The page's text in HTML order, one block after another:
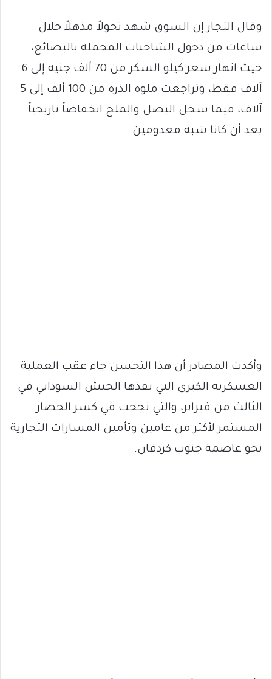
وقال التجار إن السوق شهد تحولاً مذهلاً خلال
ساعات من دخول الشاحنات المحملة بالبضائع،
حيث انهار سعر كيلو السكر من 70 ألف جنيه إلى 6
آلاف فقط، وتراجعت ملوة الذرة من 100 ألف إلى 5
آلاف، فيما سجل البصل والملح انخفاضاً تاريخياً
بعد أن كانا شبه معدومين.
وأكدت المصادر أن هذا التحسن جاء عقب العملية
العسكرية الكبرى التي نفذها الجيش السوداني في
الثالث من فبراير، والتي نجحت في كسر الحصار
المستمر لأكثر من عامين وتأمين المسارات التجارية
نحو عاصمة جنوب كردفان.